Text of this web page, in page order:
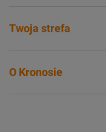
Twoja strefa
O Kronosie